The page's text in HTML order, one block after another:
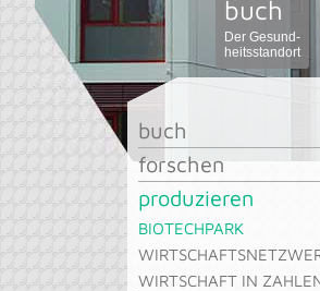
buch
Der Gesund-
heitsstandort
buch
forschen
produzieren
BIOTECHPARK
WIRTSCHAFT IN